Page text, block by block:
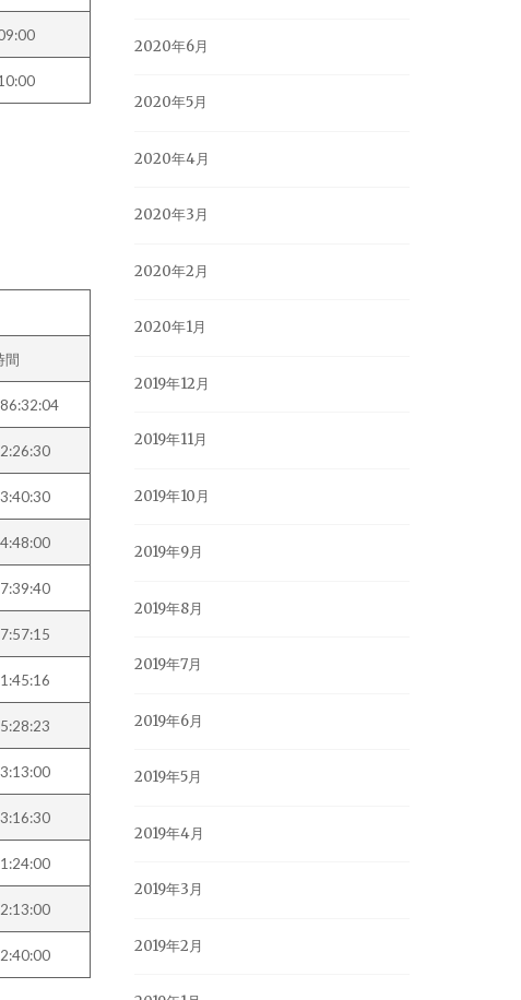
間
2020年6月
2020年5月
2020年4月
2020年3月
2020年2月
2020年1月
2019年12月
2019年11月
2019年10月
2019年9月
2019年8月
2019年7月
2019年6月
2019年5月
2019年4月
2019年3月
2019年2月